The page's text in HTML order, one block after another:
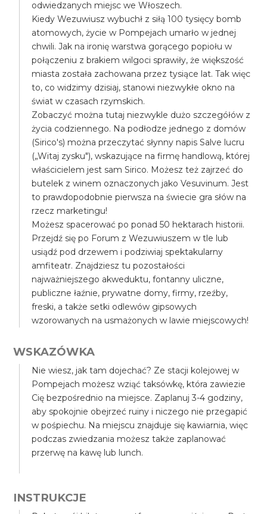
odwiedzanych miejsc we Włoszech.
Kiedy Wezuwiusz wybuchł z siłą 100 tysięcy bomb
atomowych, życie w Pompejach umarło w jednej
chwili. Jak na ironię warstwa gorącego popiołu w
połączeniu z brakiem wilgoci sprawiły, że większość
miasta została zachowana przez tysiące lat. Tak więc
to, co widzimy dzisiaj, stanowi niezwykłe okno na
świat w czasach rzymskich.
Zobaczyć można tutaj niezwykle dużo szczegółów z
życia codziennego. Na podłodze jednego z domów
(Sirico's) można przeczytać słynny napis Salve lucru
(„Witaj zysku"), wskazujące na firmę handlową, której
właścicielem jest sam Sirico. Możesz też zajrzeć do
butelek z winem oznaczonych jako Vesuvinum. Jest
to prawdopodobnie pierwsza na świecie gra słów na
rzecz marketingu!
Możesz spacerować po ponad 50 hektarach historii.
Przejdź się po Forum z Wezuwiuszem w tle lub
usiądź pod drzewem i podziwiaj spektakularny
amfiteatr. Znajdziesz tu pozostałości
najważniejszego akweduktu, fontanny uliczne,
publiczne łaźnie, prywatne domy, firmy, rzeźby,
freski, a także setki odlewów gipsowych
wzorowanych na usmażonych w lawie miejscowych!
WSKAZÓWKA
Nie wiesz, jak tam dojechać? Ze stacji kolejowej w
Pompejach możesz wziąć taksówkę, która zawiezie
Cię bezpośrednio na miejsce. Zaplanuj 3-4 godziny,
aby spokojnie obejrzeć ruiny i niczego nie przegapić
w pośpiechu. Na miejscu znajduje się kawiarnia, więc
podczas zwiedzania możesz także zaplanować
przerwę na kawę lub lunch.
INSTRUKCJE